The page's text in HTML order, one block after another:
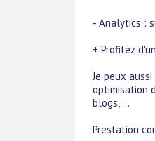
- Analytics :
+ Profitez
Je peux
optimisation
blogs, ...
Prestation